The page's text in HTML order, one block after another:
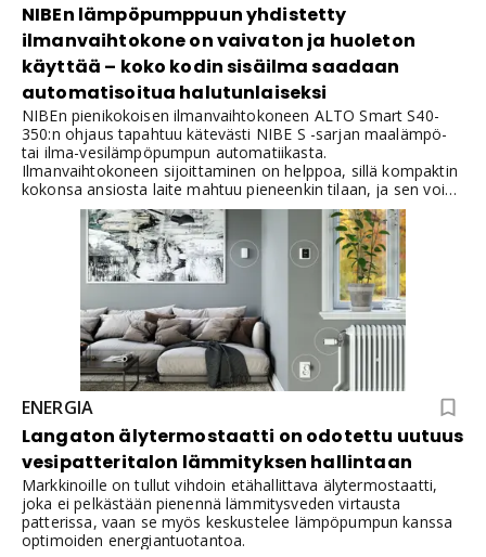
NIBEn lämpöpumppuun yhdistetty
ilmanvaihtokone on vaivaton ja huoleton
käyttää – koko kodin sisäilma saadaan
automatisoitua halutunlaiseksi
NIBEn pienikokoisen ilmanvaihtokoneen ALTO Smart S40-
350:n ohjaus tapahtuu kätevästi NIBE S -sarjan maalämpö-
tai ilma-vesilämpöpumpun automatiikasta.
Ilmanvaihtokoneen sijoittaminen on helppoa, sillä kompaktin
kokonsa ansiosta laite mahtuu pieneenkin tilaan, ja sen voi
asentaa myös kylmään tekniseen tilaan.
ENERGIA
Langaton älytermostaatti on odotettu uutuus
vesipatteritalon lämmityksen hallintaan
Markkinoille on tullut vihdoin etähallittava älytermostaatti,
joka ei pelkästään pienennä lämmitysveden virtausta
patterissa, vaan se myös keskustelee lämpöpumpun kanssa
optimoiden energiantuotantoa.